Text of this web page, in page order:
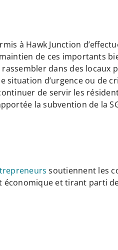
à Hawk Junction
de ces importants
dans des locaux
situation d’urgence ou de
de servir les
la subvention de la
soutiennent les
économique et tirant parti